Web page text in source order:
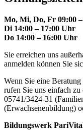
Mo, Mi, Do, Fr 09:00
Di 14:00 – 17:00 Uhr
Do 14:00 – 16:00 Uhr
Sie erreichen uns
anmelden können Sie
Wenn Sie eine
rufen Sie uns einfach zu
05741/3424-31
(Erwachsenenbildung)
Bildungswerk